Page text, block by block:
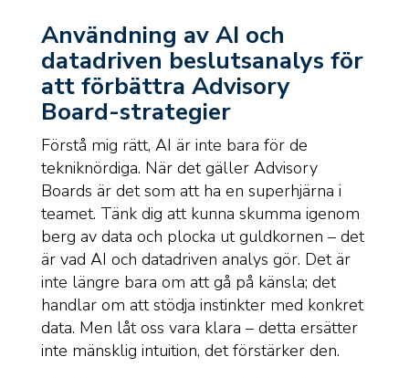
Användning av AI och
datadriven beslutsanalys för
att förbättra Advisory
Board-strategier
Förstå mig rätt, AI är inte bara för de
tekniknördiga. När det gäller Advisory
Boards är det som att ha en superhjärna i
teamet. Tänk dig att kunna skumma igenom
berg av data och plocka ut guldkornen – det
är vad AI och datadriven analys gör. Det är
inte längre bara om att gå på känsla; det
handlar om att stödja instinkter med konkret
data. Men låt oss vara klara – detta ersätter
inte mänsklig intuition, det förstärker den.